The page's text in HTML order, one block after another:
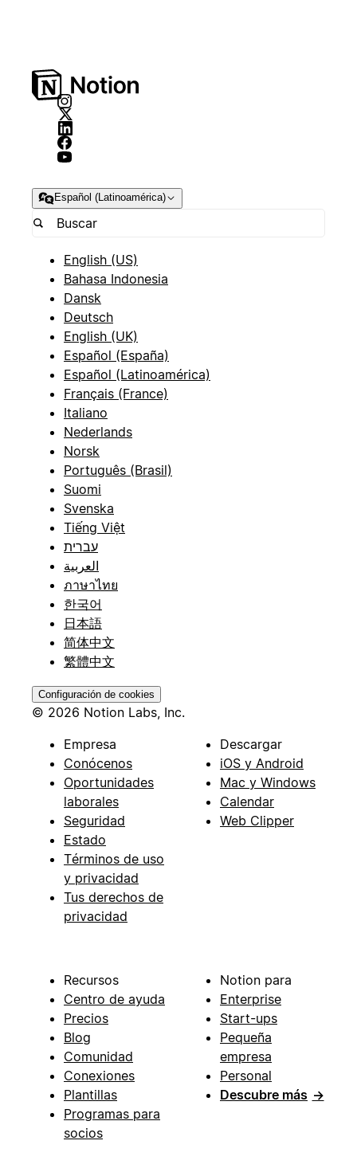
Español (Latinoamérica)
English (US)
Bahasa Indonesia
Dansk
Deutsch
English (UK)
Español (España)
Español (Latinoamérica)
Français (France)
Italiano
Nederlands
Norsk
Português (Brasil)
Suomi
Svenska
Tiếng Việt
עברית
العربية
ภาษาไทย
한국어
日本語
简体中文
繁體中文
Configuración de cookies
© 2026 Notion Labs, Inc.
Empresa
Conócenos
Oportunidades
laborales
Seguridad
Estado
Términos de uso
y privacidad
Tus derechos de
privacidad
Descargar
iOS y Android
Mac y Windows
Calendar
Web Clipper
Recursos
Centro de ayuda
Precios
Blog
Comunidad
Conexiones
Plantillas
Programas para
socios
Notion para
Enterprise
Start-ups
Pequeña
empresa
Personal
Descubre más →